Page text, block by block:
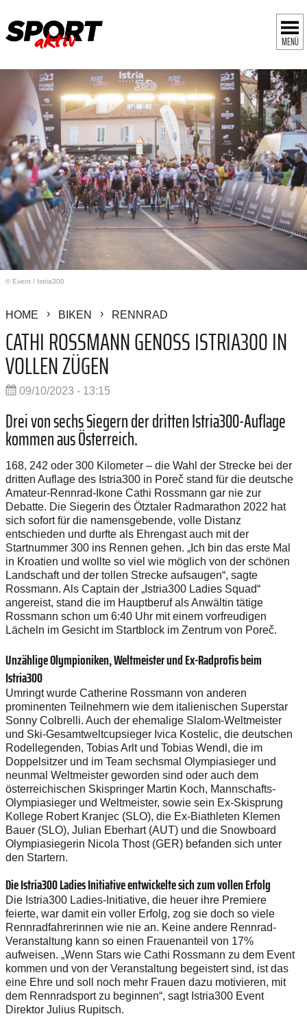
MENÜ
© Event / Istria300
HOME BIKEN RENNRAD
CATHI ROSSMANN GENOSS ISTRIA300 IN
VOLLEN ZÜGEN
09/10/2023 - 13:15
Drei von sechs Siegern der dritten Istria300-Auflage
kommen aus Österreich.
168, 242 oder 300 Kilometer – die Wahl der Strecke bei der
dritten Auflage des Istria300 in Poreč stand für die deutsche
Amateur-Rennrad-Ikone Cathi Rossmann gar nie zur
Debatte. Die Siegerin des Ötztaler Radmarathon 2022 hat
sich sofort für die namensgebende, volle Distanz
entschieden und durfte als Ehrengast auch mit der
Startnummer 300 ins Rennen gehen. „Ich bin das erste Mal
in Kroatien und wollte so viel wie möglich von der schönen
Landschaft und der tollen Strecke aufsaugen“, sagte
Rossmann. Als Captain der „Istria300 Ladies Squad“
angereist, stand die im Hauptberuf als Anwältin tätige
Rossmann schon um 6:40 Uhr mit einem vorfreudigen
Lächeln im Gesicht im Startblock im Zentrum von Poreč.
Unzählige Olympioniken, Weltmeister und Ex-Radprofis beim
Istria300
Umringt wurde Catherine Rossmann von anderen
prominenten Teilnehmern wie dem italienischen Superstar
Sonny Colbrelli. Auch der ehemalige Slalom-Weltmeister
und Ski-Gesamtweltcupsieger Ivica Kostelic, die deutschen
Rodellegenden, Tobias Arlt und Tobias Wendl, die im
Doppelsitzer und im Team sechsmal Olympiasieger und
neunmal Weltmeister geworden sind oder auch dem
österreichischen Skispringer Martin Koch, Mannschafts-
Olympiasieger und Weltmeister, sowie sein Ex-Skisprung
Kollege Robert Kranjec (SLO), die Ex-Biathleten Klemen
Bauer (SLO), Julian Eberhart (AUT) und die Snowboard
Olympiasiegerin Nicola Thost (GER) befanden sich unter
den Startern.
Die Istria300 Ladies Initiative entwickelte sich zum vollen Erfolg
Die Istria300 Ladies-Initiative, die heuer ihre Premiere
feierte, war damit ein voller Erfolg, zog sie doch so viele
Rennradfahrerinnen wie nie an. Keine andere Rennrad-
Veranstaltung kann so einen Frauenanteil von 17%
aufweisen. „Wenn Stars wie Cathi Rossmann zu dem Event
kommen und von der Veranstaltung begeistert sind, ist das
eine Ehre und soll noch mehr Frauen dazu motivieren, mit
dem Rennradsport zu beginnen“, sagt Istria300 Event
Direktor Julius Rupitsch.